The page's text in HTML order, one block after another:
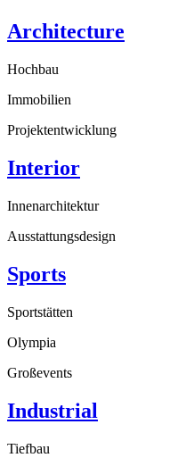
Architecture
Hochbau
Immobilien
Projektentwicklung
Interior
Innenarchitektur
Ausstattungsdesign
Sports
Sportstätten
Olympia
Großevents
Industrial
Tiefbau